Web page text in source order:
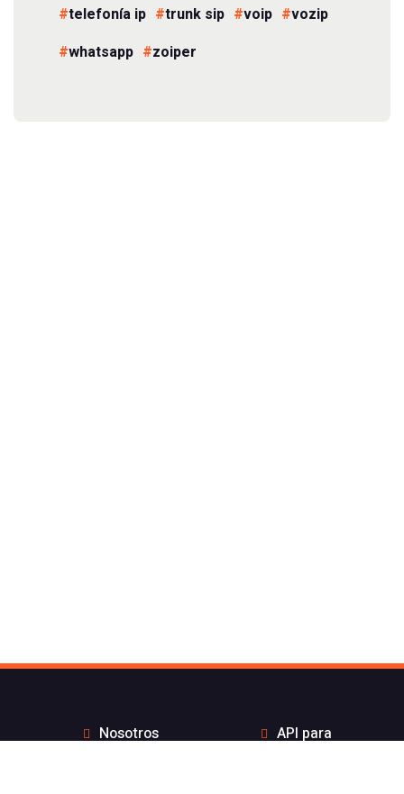
telefonía ip
trunk sip voip
vozip
whatsapp
zoiper
Nosotros
API para